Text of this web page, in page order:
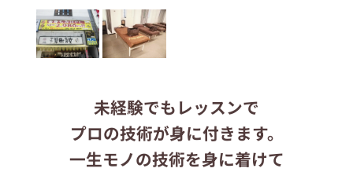
りらくるサイト
未経験でもレッスンで
プロの技術が身に付きます。
一生モノの技術を身に着けて